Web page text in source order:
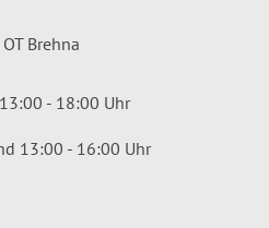
Brehna
- 18:00 Uhr
13:00 - 16:00 Uhr